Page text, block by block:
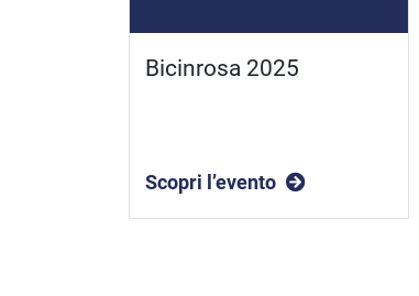
Bicinrosa 2025
Scopri l’evento